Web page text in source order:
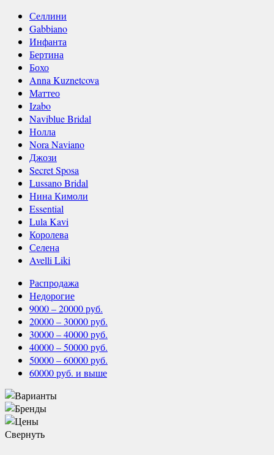
Селлини
Gabbiano
Инфанта
Бертина
Бохо
Anna Kuznetcova
Маттео
Izabo
Naviblue Bridal
Нолла
Nora Naviano
Джози
Secret Sposa
Lussano Bridal
Нина Кимоли
Essential
Lula Kavi
Королева
Селена
Avelli Liki
Распродажа
Недорогие
9000 – 20000 руб.
20000 – 30000 руб.
30000 – 40000 руб.
40000 – 50000 руб.
50000 – 60000 руб.
60000 руб. и выше
Свернуть